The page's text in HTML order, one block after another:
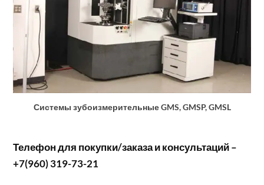
Системы зубоизмерительные GMS, GMSP, GMSL
Телефон для покупки/заказа и консультаций –
+7(960) 319-73-21